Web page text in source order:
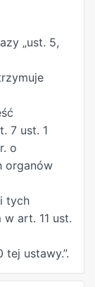
„ust. 5,
7 ust. 1
o
organów
tych
art. 11 ust.
ustawy.”.